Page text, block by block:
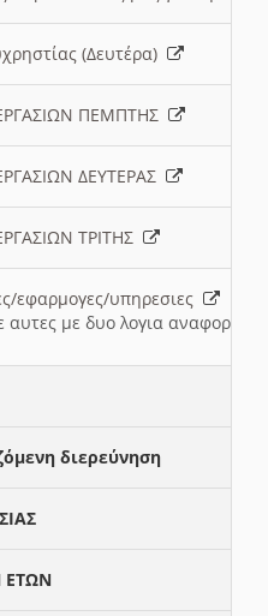
(Δευτέρα)
ΠΕΜΠΤΗΣ
ΔΕΥΤΕΡΑΣ
ΤΡΙΤΗΣ
εφαρμογες/υπηρεσιες
με δυο λογια αναφορικα
διερεύνηση
ΕΤΩΝ